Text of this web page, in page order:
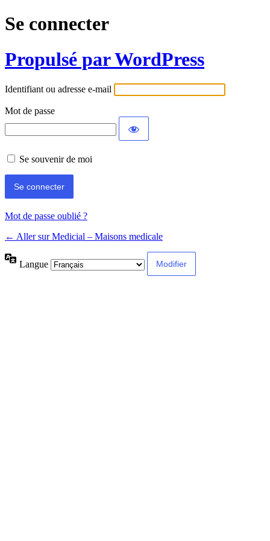
Se connecter
Propulsé par WordPress
Identifiant ou adresse e-mail
Mot de passe
Se souvenir de moi
Mot de passe oublié ?
← Aller sur Medicial – Maisons medicale
Langue